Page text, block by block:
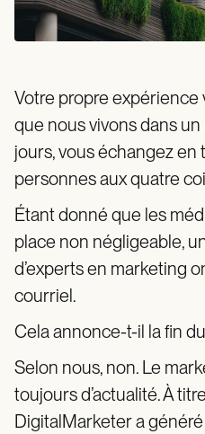
Votre propre
que nous vivons dans
jours, vous échangez en
personnes aux quatre
Étant donné que les
place non négligeable,
d’experts en marketing
courriel.
Cela annonce-t-il la fin
Selon nous, non. Le
toujours d’actualité. À
DigitalMarketer a